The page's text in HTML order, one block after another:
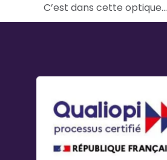
C’est dans cette optique…